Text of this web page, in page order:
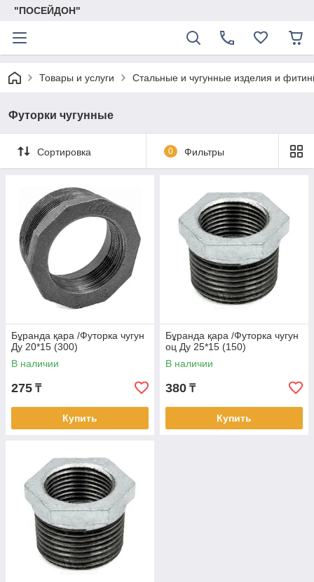
"ПОСЕЙДОН"
Товары и услуги Стальные и чугунные изделия и
Футорки чугунные
Сортировка 0 Фильтры
Бұранда қара /Футорка чугун
Ду 20*15 (300)
В наличии
275 ₸
Купить
Бұранда қара /Футорка чугун
оц Ду 25*15 (150)
В наличии
380 ₸
Купить